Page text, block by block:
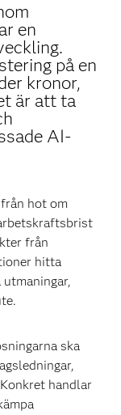
en
på en
kronor,
är att ta
AI-
hot om
från
hitta
ska
handlar